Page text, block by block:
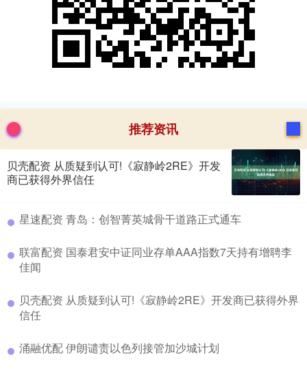
推荐资讯
贝壳配资 从质疑到认可!《寂静岭2RE》开发
商已获得外界信任
​星速配资 青岛：创智菁英城骨干道路正式通车
​联富配资 国泰君安中证同业存单AAA指数7天持有增聘李
佳闻
​贝壳配资 从质疑到认可!《寂静岭2RE》开发商已获得外界
信任
​涌融优配 伊朗谴责以色列接管加沙城计划